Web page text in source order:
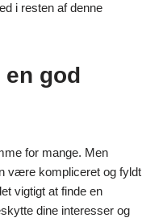
i resten af denne
en god
for mange. Men
være kompliceret og fyldt
vigtigt at finde en
dine interesser og